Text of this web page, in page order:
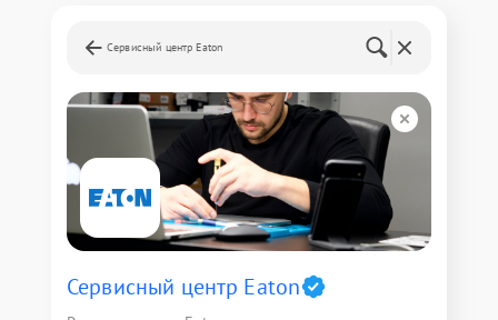
Сервисный центр Eaton
Сервисный центр Eaton